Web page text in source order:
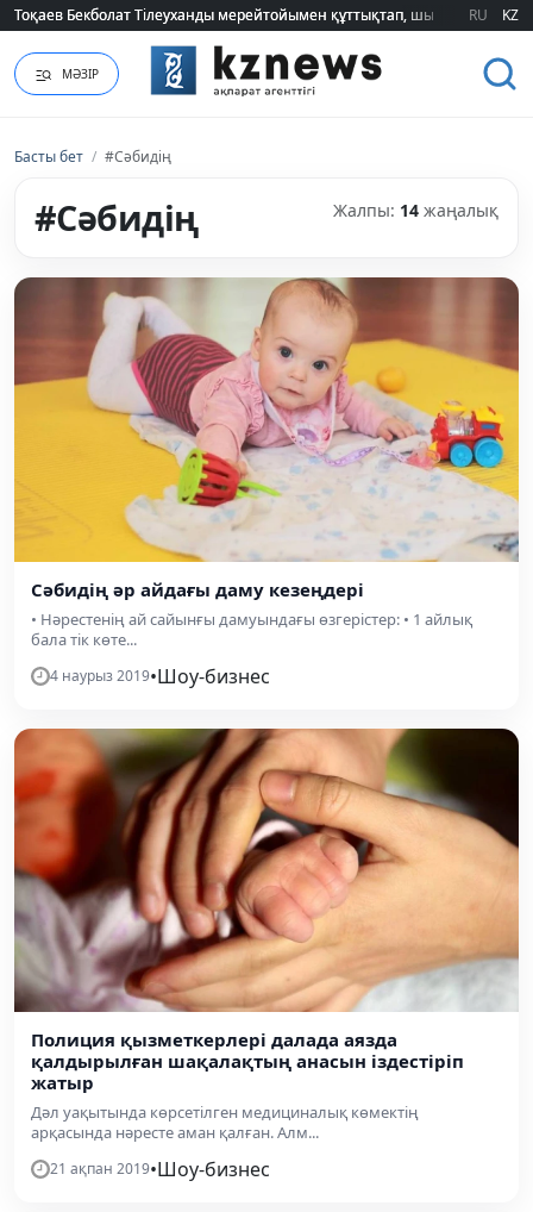
Тоқаев Бекболат Тілеуханды мерейтойымен құттықтап, шығармашылық
Тоқаев Бекболат Тілеуханды мерейтойымен құттықтап, шығармашылық
RU KZ
МӘЗІР
Басты бет / #Сәбидің
#Сәбидің Жалпы: 14 жаңалық
Сәбидің әр айдағы даму кезеңдері
• Нәрестенің ай сайынғы дамуындағы өзгерістер: • 1 айлық
бала тік көте...
4 наурыз 2019•Шоу-бизнес
Полиция қызметкерлері далада аязда
қалдырылған шақалақтың анасын іздестіріп
жатыр
Дәл уақытында көрсетілген медициналық көмектің
арқасында нәресте аман қалған. Алм...
21 ақпан 2019•Шоу-бизнес